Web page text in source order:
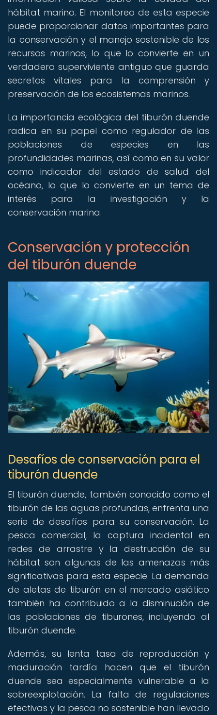
hábitat marino. El monitoreo de esta especie
puede proporcionar datos importantes para
la conservación y el manejo sostenible de los
recursos marinos, lo que lo convierte en un
verdadero superviviente antiguo que guarda
secretos vitales para la comprensión y
preservación de los ecosistemas marinos.
La importancia ecológica del tiburón duende
radica en su papel como regulador de las
poblaciones de especies en las
profundidades marinas, así como en su valor
como indicador del estado de salud del
océano, lo que lo convierte en un tema de
interés para la investigación y la
conservación marina.
Conservación y protección
del tiburón duende
Desafíos de conservación para el
tiburón duende
El tiburón duende, también conocido como el
tiburón de las aguas profundas, enfrenta una
serie de desafíos para su conservación. La
pesca comercial, la captura incidental en
redes de arrastre y la destrucción de su
hábitat son algunas de las amenazas más
significativas para esta especie. La demanda
de aletas de tiburón en el mercado asiático
también ha contribuido a la disminución de
las poblaciones de tiburones, incluyendo al
tiburón duende.
Además, su lenta tasa de reproducción y
maduración tardía hacen que el tiburón
duende sea especialmente vulnerable a la
sobreexplotación. La falta de regulaciones
efectivas y la pesca no sostenible han llevado